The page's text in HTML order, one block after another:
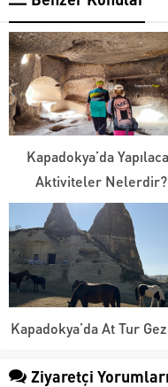
Kapadokya’da
Aktiviteler Nelerdir?
Kapadokya’da At Tur
Ziyaretçi Yorumları